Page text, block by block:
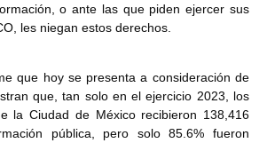
o ante las que piden ejercer sus
les niegan estos derechos.
que hoy se presenta a consideración de
que, tan solo en el ejercicio 2023, los
la Ciudad de México recibieron 138,416
pública, pero solo 85.6% fueron